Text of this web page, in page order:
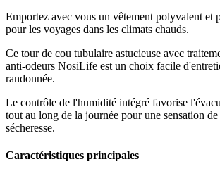
Emportez avec vous un vêtement polyvalent et
pour les voyages dans les climats chauds.
Ce tour de cou tubulaire astucieuse avec
anti-odeurs NosiLife est un choix facile
randonnée.
Le contrôle de l'humidité intégré favorise
tout au long de la journée pour une sensation
sécheresse.
Caractéristiques principales